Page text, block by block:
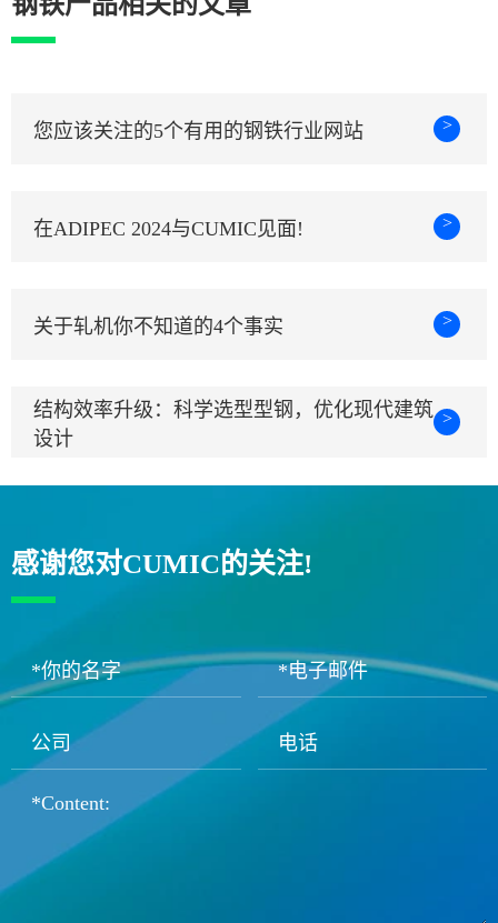
您应该关注的5个有用的钢铁行业网站 >
在ADIPEC 2024与CUMIC见面! >
关于轧机你不知道的4个事实 >
结构效率升级：科学选型型钢，优化现代建筑
设计
>
感谢您对CUMIC的关注!